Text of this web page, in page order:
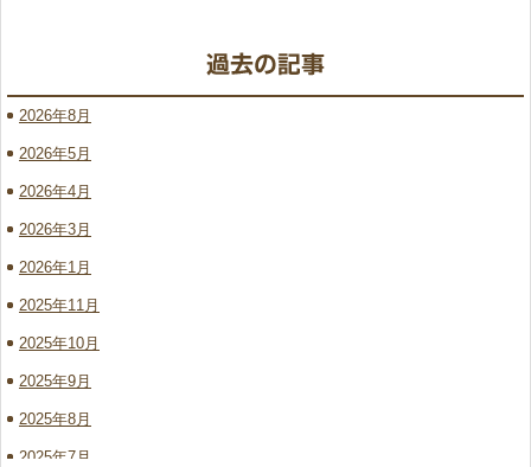
2026年8月
2026年5月
2026年4月
2026年3月
2026年1月
2025年11月
2025年10月
2025年9月
2025年8月
2025年7月